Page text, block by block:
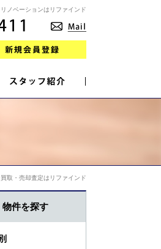
ノベーションはリファインド
取・売却査定はリファインド
物件を探す